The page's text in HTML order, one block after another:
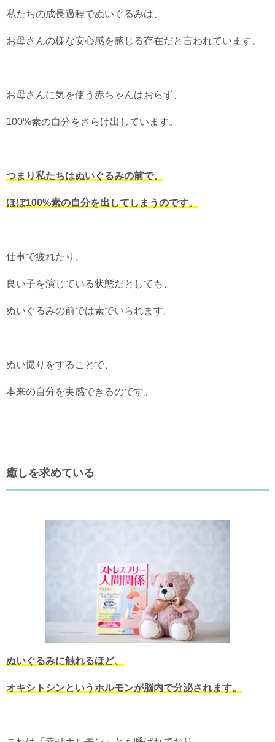
私たちの成長過程でぬいぐるみは、
お母さんの様な安心感を感じる存在だと言われています。
お母さんに気を使う赤ちゃんはおらず、
100%素の自分をさらけ出しています。
つまり私たちはぬいぐるみの前で、
ほぼ100%素の自分を出してしまうのです。
仕事で疲れたり、
良い子を演じている状態だとしても、
ぬいぐるみの前では素でいられます。
ぬい撮りをすることで、
本来の自分を実感できるのです。
癒しを求めている
ぬいぐるみに触れるほど、
オキシトシンというホルモンが脳内で分泌されます。